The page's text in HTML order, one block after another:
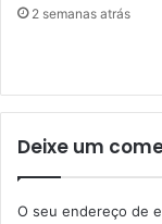
2 semanas atrás
Deixe um
O seu endereço de